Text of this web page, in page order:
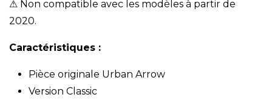
⚠ Non compatible avec les modèles à partir de
2020.
Caractéristiques :
Pièce originale Urban Arrow
Version Classic